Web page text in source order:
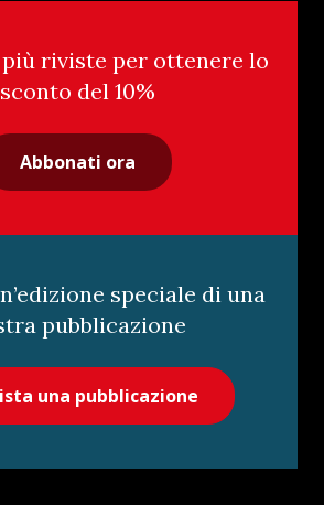
riviste per ottenere lo
sconto del 10%
Abbonati ora
speciale di una
pubblicazione
una pubblicazione